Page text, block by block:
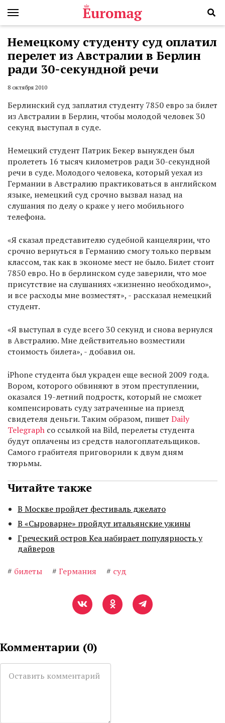
Немецкому студенту суд оплатил
перелет из Австралии в Берлин
ради 30-секундной речи
8 октября 2010
Берлинский суд заплатил студенту 7850 евро за билет
из Австралии в Берлин, чтобы молодой человек 30
секунд выступал в суде.
Немецкий студент Патрик Бекер вынужден был
пролететь 16 тысяч километров ради 30-секундной
речи в суде. Молодого человека, который уехал из
Германии в Австралию практиковаться в английском
языке, немецкий суд срочно вызвал назад на
слушания по делу о краже у него мобильного
телефона.
«Я сказал представителю судебной канцелярии, что
срочно вернуться в Германию смогу только первым
классом, так как в экономе мест не было. Билет стоит
7850 евро. Но в берлинском суде заверили, что мое
присутствие на слушаниях «жизненно необходимо»,
и все расходы мне возместят», - рассказал немецкий
студент.
«Я выступал в суде всего 30 секунд и снова вернулся
в Австралию. Мне действительно возместили
стоимость билета», - добавил он.
iPhone студента был украден еще весной 2009 года.
Вором, которого обвиняют в этом преступлении,
оказался 19-летний подростк, который не сможет
компенсировать суду затраченные на приезд
свидетеля деньги. Таким образом, пишет Daily
Telegraph со ссылкой на Bild, перелеты студента
будут оплачены из средств налогоплательщиков.
Самого грабителя приговорили к двум дням
тюрьмы.
Читайте также
В Москве пройдет фестиваль джелато
В «Сыроварне» пройдут итальянские ужины
Греческий остров Кеа набирает популярность у
дайверов
# билеты # Германия # суд
Комментарии (0)